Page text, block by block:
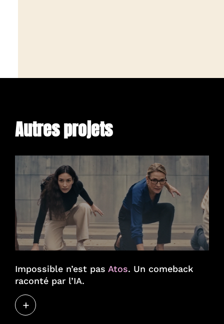
Projets
Clients
Talents
Engagements
Autres projets
Impossible n’est pas Atos. Un comeback
raconté par l’IA.
+